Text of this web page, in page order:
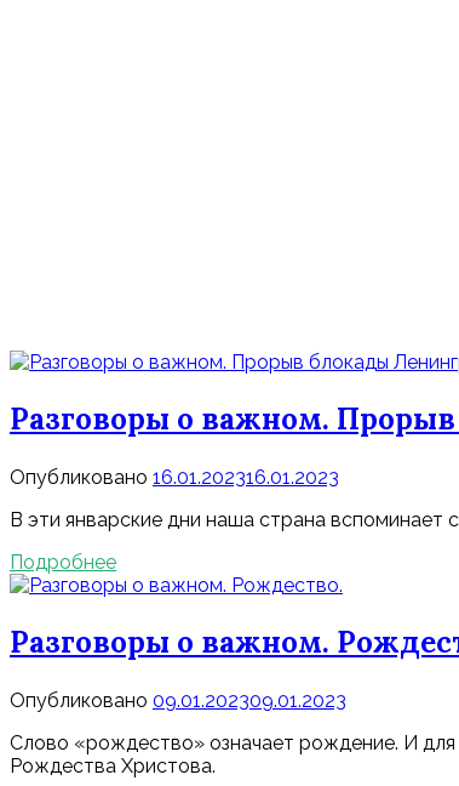
Разговоры о важном.
Опубликовано 16.01.202316.01.2023
В эти январские дни наша страна
Подробнее
Разговоры о важном.
Опубликовано 09.01.202309.01.2023
Слово «рождество» означает рождение. И для
Рождества Христова.